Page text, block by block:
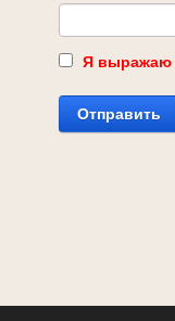
Я выражаю
Отправить